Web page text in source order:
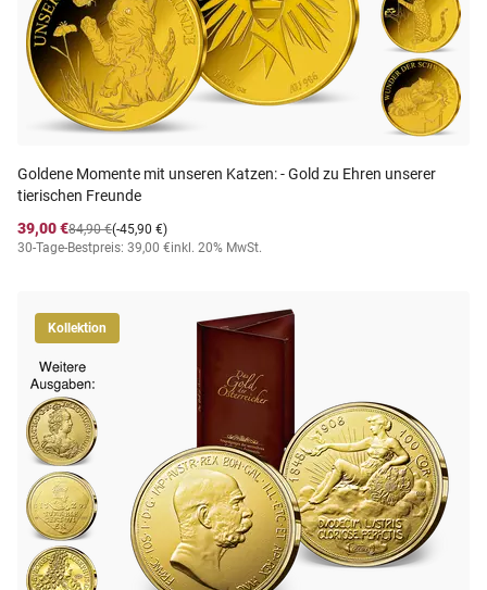
Goldene Momente mit unseren Katzen: - Gold zu Ehren unserer
tierischen Freunde
39,00 €
(-45,90 €)
84,90 €
30-Tage-Bestpreis: 39,00 €inkl. 20% MwSt.
Kollektion